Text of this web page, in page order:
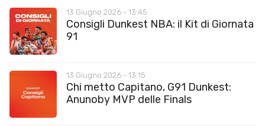
13 Giugno 2026 - 13:45
Consigli Dunkest NBA: il Kit di Giornata
91
13 Giugno 2026 - 13:15
Chi metto Capitano, G91 Dunkest:
Anunoby MVP delle Finals